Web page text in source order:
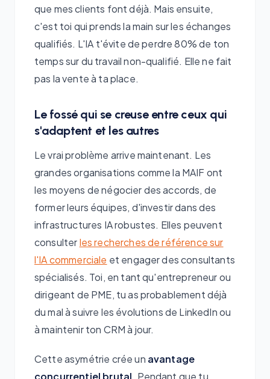
que mes clients font déjà. Mais ensuite,
c'est toi qui prends la main sur les échanges
qualifiés. L'IA t'évite de perdre 80% de ton
temps sur du travail non-qualifié. Elle ne fait
pas la vente à ta place.
Le fossé qui se creuse entre ceux qui
s'adaptent et les autres
Le vrai problème arrive maintenant. Les
grandes organisations comme la MAIF ont
les moyens de négocier des accords, de
former leurs équipes, d'investir dans des
infrastructures IA robustes. Elles peuvent
consulterles recherches de référence sur
l'IA commerciale et engager des consultants
spécialisés. Toi, en tant qu'entrepreneur ou
dirigeant de PME, tu as probablement déjà
du mal à suivre les évolutions de LinkedIn ou
à maintenir ton CRM à jour.
Cette asymétrie crée un avantage
concurrentiel brutal. Pendant que tu